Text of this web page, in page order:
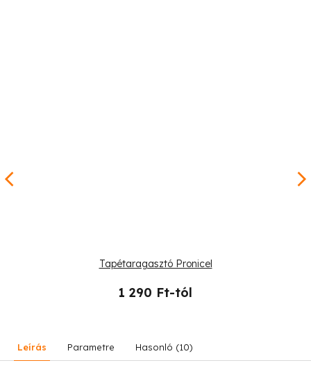
Tapétaragasztó Pronicel
1 290 Ft-tól
Leírás Parametre Hasonló (10)